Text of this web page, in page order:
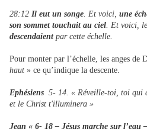
28:12 Il eut un songe. Et voici, une
son sommet touchait au ciel. Et voici,
descendaientpar cette échelle.
Pour monter par l’échelle, les anges de
haut » ce qu’indique la descente.
Ephésiens 5- 14. « Réveille-toi, toi qui
et le Christ t'illuminera »
Jean « 6- 18 – Jésus marche sur